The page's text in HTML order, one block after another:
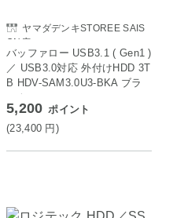
ヤマダデンキSTOREE SAIS
ON店
バッファロー USB3.1 ( Gen1 )
／ USB3.0対応 外付けHDD 3T
B HDV-SAM3.0U3-BKA ブラ
ック
5,200 ポイント
(23,400 円)